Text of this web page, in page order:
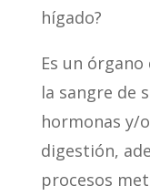
hígado?
Es un
la sangre de
hormonas y/
digestión,
procesos